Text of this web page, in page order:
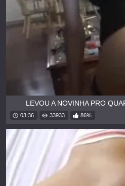
LEVOU A NOVINHA PRO
03:36 33933 86%